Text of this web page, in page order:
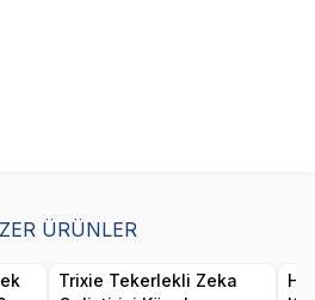
ÜRÜNLER
Trixie Tekerlekli Zeka